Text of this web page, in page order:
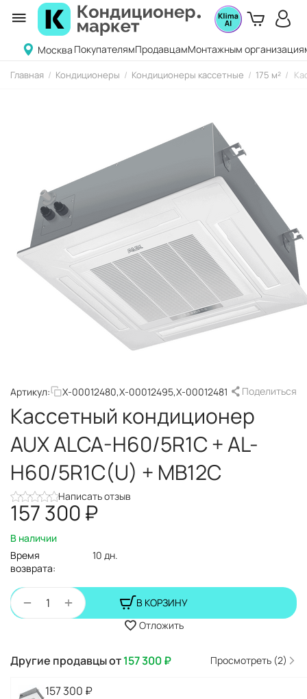
Москва ПокупателямПродавцамМонтажным
Главная / Кондиционеры / Кондиционеры кассетные / 175 м² /
Артикул: X-00012480,X-00012495,X-00012481 Поделиться
Кассетный кондиционер
AUX ALCA-H60/5R1C + AL-
H60/5R1C(U) + MB12C
Написать отзыв
157 300₽
В наличии
Время
возврата:
10 дн.
+
−
В КОРЗИНУ
Отложить
Другие продавцы от157 300₽ Просмотреть (2)
157 300 ₽